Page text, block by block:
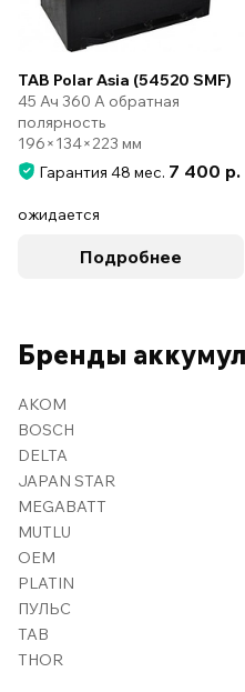
TAB Polar Asia (54520 SMF)
45 Ач 360 А обратная
полярность
196×134×223 мм
Гарантия 48 мес. 7 400 р.
ожидается
Подробнее
Бренды
AKOM
BOSCH
DELTA
JAPAN STAR
MEGABATT
MUTLU
OEM
PLATIN
ПУЛЬС
TAB
THOR